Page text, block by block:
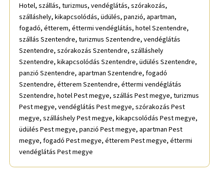
Hotel, szállás, turizmus, vendéglátás, szórakozás,
szálláshely, kikapcsolódás, üdülés, panzió, apartman,
fogadó, étterem, éttermi vendéglátás, hotel Szentendre,
szállás Szentendre, turizmus Szentendre, vendéglátás
Szentendre, szórakozás Szentendre, szálláshely
Szentendre, kikapcsolódás Szentendre, üdülés Szentendre,
panzió Szentendre, apartman Szentendre, fogadó
Szentendre, étterem Szentendre, éttermi vendéglátás
Szentendre, hotel Pest megye, szállás Pest megye, turizmus
Pest megye, vendéglátás Pest megye, szórakozás Pest
megye, szálláshely Pest megye, kikapcsolódás Pest megye,
üdülés Pest megye, panzió Pest megye, apartman Pest
megye, fogadó Pest megye, étterem Pest megye, éttermi
vendéglátás Pest megye